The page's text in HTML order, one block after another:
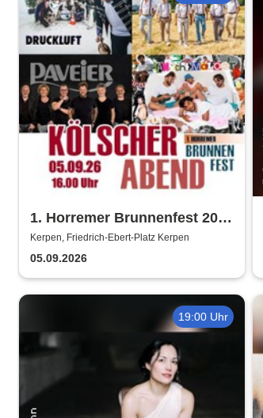
1. Horremer Brunnenfest 2026
- Klüngelköpp, Druckluft,
Planschemalöör, Paveier
Kerpen, Friedrich-Ebert-Platz Kerpen
05.09.2026
19:00 Uhr